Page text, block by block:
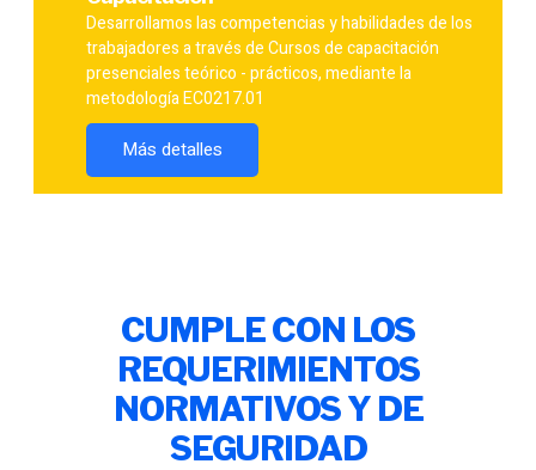
Desarrollamos las competencias y habilidades de los
trabajadores a través de Cursos de capacitación
presenciales teórico - prácticos, mediante la
metodología EC0217.01
Más detalles
CUMPLE CON LOS
REQUERIMIENTOS
NORMATIVOS Y DE
SEGURIDAD